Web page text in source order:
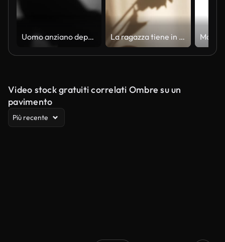
Uomo anziano depresso uomo La ragazza tiene in mano un fiore di ortensia. Luci e ombre dalle foglie della peonia. Luce e ombra morbide trasparenti sulla parete. Spazio per il testo. Presentazione del prodotto, pubblicità.
Video stock gratuiti correlati Ombre su un
pavimento
Più recente